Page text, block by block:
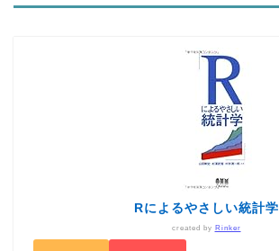
Rによるやさしい統計学
created by Rinker